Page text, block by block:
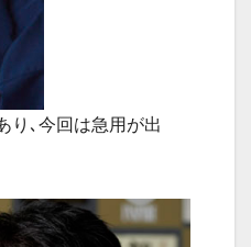
り､今回は急用が出